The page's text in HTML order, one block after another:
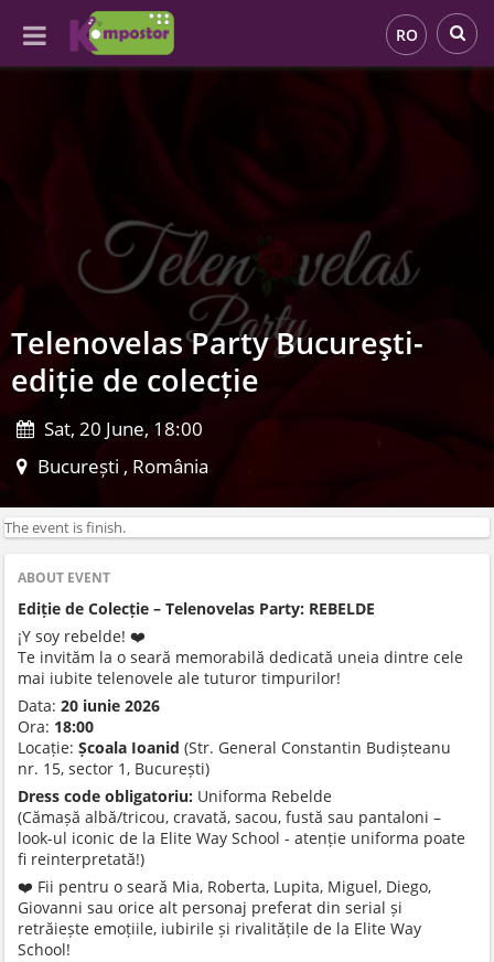
RO
Telenovelas Party Bucureşti-
ediție de colecție
Sat, 20 June, 18:00
București , România
The event is finish.
ABOUT EVENT
Ediție de Colecție – Telenovelas Party: REBELDE
¡Y soy rebelde! ❤️‍
Te invităm la o seară memorabilă dedicată uneia dintre cele
mai iubite telenovele ale tuturor timpurilor!
Data:20 iunie 2026
Ora: 18:00
Locație:Școala Ioanid (Str. General Constantin Budișteanu
nr. 15, sector 1, București)
Dress code obligatoriu: Uniforma Rebelde
(Cămașă albă/tricou, cravată, sacou, fustă sau pantaloni –
look-ul iconic de la Elite Way School - atenție uniforma poate
fi reinterpretată!)
❤️ Fii pentru o seară Mia, Roberta, Lupita, Miguel, Diego,
Giovanni sau orice alt personaj preferat din serial și
retrăiește emoțiile, iubirile și rivalitățile de la Elite Way
School!